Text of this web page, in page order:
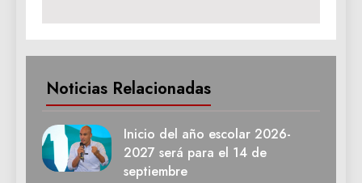
Noticias Relacionadas
Inicio del año escolar 2026-
2027 será para el 14 de
septiembre